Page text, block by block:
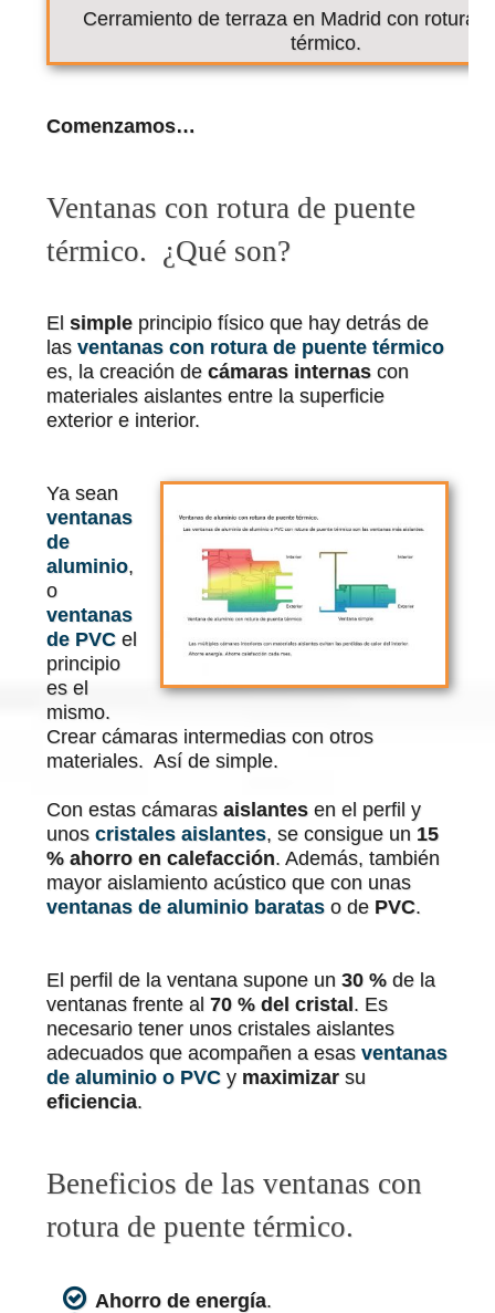
Cerramiento de terraza en Madrid con rotura
térmico.
Comenzamos…
Ventanas con rotura de puente
térmico. ¿Qué son?
Elsimple principio físico que hay detrás de
lasventanas con rotura de puente térmico
es, la creación decámaras internas con
materiales aislantes entre la superficie
exterior e interior.
Ya sean
ventanas
de
aluminio,
o
ventanas
de PVC el
principio
es el
mismo.
Crear cámaras intermedias con otros
materiales. Así de simple.
Con estas cámarasaislantes en el perfil y
unoscristales aislantes, se consigue un 15
% ahorro en calefacción. Además, también
mayor aislamiento acústico que con unas
ventanas de aluminio baratas o de PVC.
El perfil de la ventana supone un30 % de la
ventanas frente al70 % del cristal. Es
necesario tener unos cristales aislantes
adecuados que acompañen a esasventanas
de aluminio o PVC y maximizar su
eficiencia.
Beneficios de las ventanas con
rotura de puente térmico.
Ahorro de energía.